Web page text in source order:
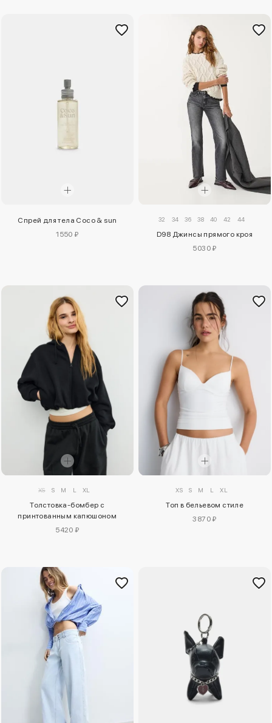
Спрей для тела Coco & sun
1550 ₽
32 34 36 38 40 42 44
D98 Джинсы прямого кроя
5030 ₽
XS S M L XL
Толстовка-бомбер с
принтованным капюшоном
5420 ₽
XS S M L XL
Топ в бельевом стиле
3870 ₽